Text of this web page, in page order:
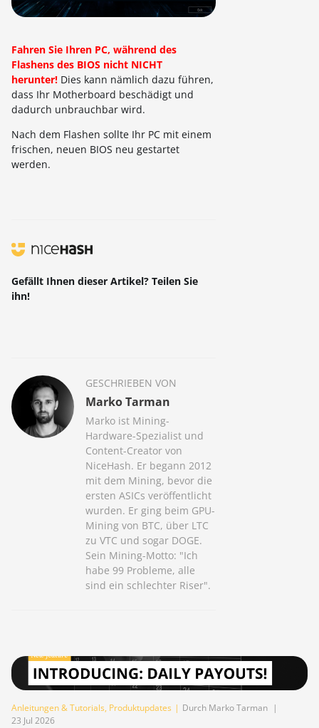
Fahren Sie Ihren PC, während des
Flashens des BIOS nicht NICHT
herunter! Dies kann nämlich dazu führen,
dass Ihr Motherboard beschädigt und
dadurch unbrauchbar wird.
Nach dem Flashen sollte Ihr PC mit einem
frischen, neuen BIOS neu gestartet
werden.
Gefällt Ihnen dieser Artikel? Teilen Sie
ihn!
GESCHRIEBEN VON
Marko Tarman
Marko ist Mining-
Hardware-Spezialist und
Content-Creator von
NiceHash. Er begann 2012
mit dem Mining, bevor die
ersten ASICs veröffentlicht
wurden. Er ging beim GPU-
Mining von BTC, über LTC
zu VTC und sogar DOGE.
Sein Mining-Motto: "Ich
habe 99 Probleme, alle
sind ein schlechter Riser".
Anleitungen & Tutorials, Produktupdates | Durch Marko Tarman |
23 Jul 2026